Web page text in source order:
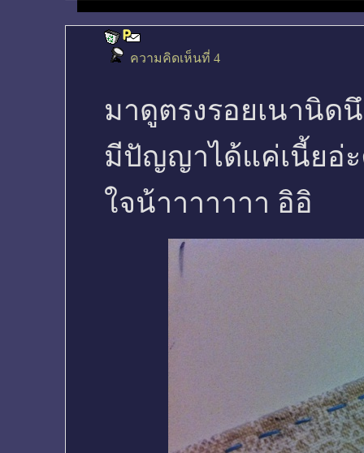
ความคิดเห็นที่ 4
มาดูตรงรอยเนานิด
มีปัญญาได้แค่เนี้ยอ่
ใจน้าาาาาาา อิอิ